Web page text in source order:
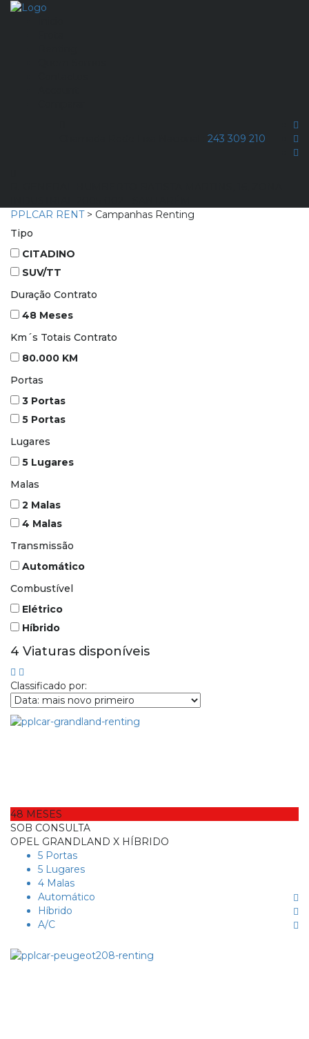
243 309 210
PPLCAR RENT> Campanhas Renting
Tipo
CITADINO
SUV/TT
Duração Contrato
48 Meses
Km´s Totais Contrato
80.000 KM
Portas
3 Portas
5 Portas
Lugares
5 Lugares
Malas
2 Malas
4 Malas
Transmissão
Automático
Combustível
Elétrico
Híbrido
4 Viaturas disponíveis
Classificado por:
48 MESES
SOB CONSULTA
OPEL GRANDLAND X HÍBRIDO
5 Portas
5 Lugares
4 Malas
Automático
Híbrido
A/C